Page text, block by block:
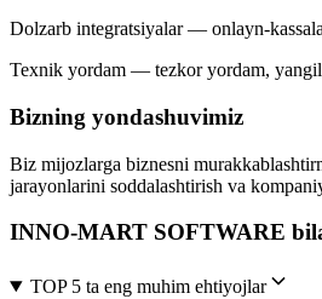
Dolzarb integratsiyalar — onlayn-
Texnik yordam — tezkor yordam,
Bizning yondashuvimiz
Biz mijozlarga biznesni
jarayonlarini soddalashtirish va
INNO-MART SOFTWARE
TOP 5 ta eng muhim ehtiyojlar